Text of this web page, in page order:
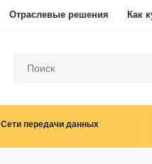
Отраслевые решения Как
Сети передачи данных